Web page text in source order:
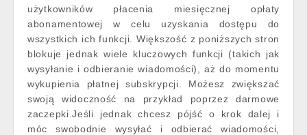
użytkowników płacenia miesięcznej opłaty
abonamentowej w celu uzyskania dostępu do
wszystkich ich funkcji. Większość z poniższych stron
blokuje jednak wiele kluczowych funkcji (takich jak
wysyłanie i odbieranie wiadomości), aż do momentu
wykupienia płatnej subskrypcji. Możesz zwiększać
swoją widoczność na przykład poprzez darmowe
zaczepki.Jeśli jednak chcesz pójść o krok dalej i
móc swobodnie wysyłać i odbierać wiadomości,